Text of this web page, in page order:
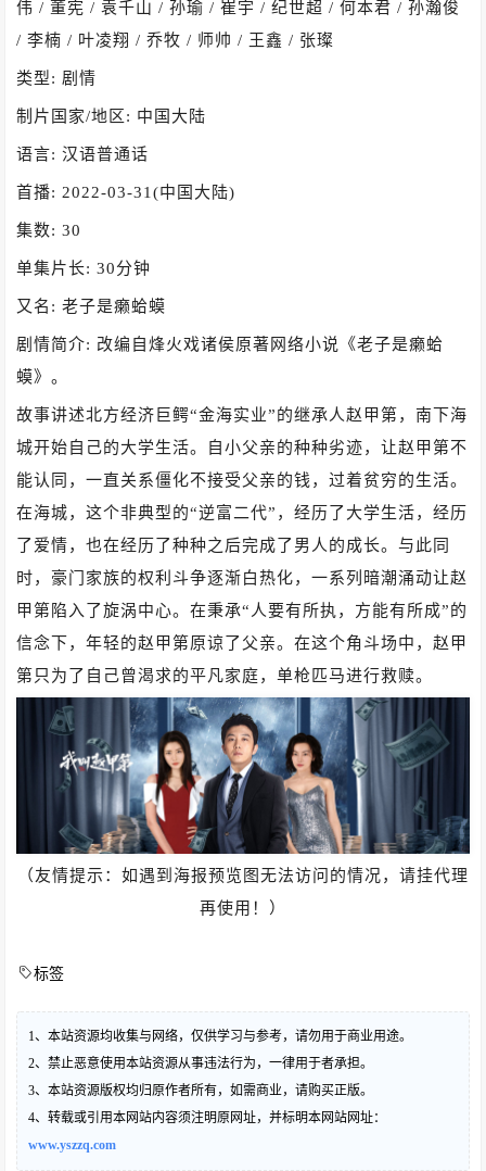
伟 / 董宪 / 袁千山 / 孙瑜 / 崔宇 / 纪世超 / 何本君 / 孙瀚俊
/ 李楠 / 叶凌翔 / 乔牧 / 师帅 / 王鑫 / 张璨
类型: 剧情
制片国家/地区: 中国大陆
语言: 汉语普通话
首播: 2022-03-31(中国大陆)
集数: 30
单集片长: 30分钟
又名: 老子是癞蛤蟆
剧情简介: 改编自烽火戏诸侯原著网络小说《老子是癞蛤
蟆》。
故事讲述北方经济巨鳄“金海实业”的继承人赵甲第，南下海
城开始自己的大学生活。自小父亲的种种劣迹，让赵甲第不
能认同，一直关系僵化不接受父亲的钱，过着贫穷的生活。
在海城，这个非典型的“逆富二代”，经历了大学生活，经历
了爱情，也在经历了种种之后完成了男人的成长。与此同
时，豪门家族的权利斗争逐渐白热化，一系列暗潮涌动让赵
甲第陷入了旋涡中心。在秉承“人要有所执，方能有所成”的
信念下，年轻的赵甲第原谅了父亲。在这个角斗场中，赵甲
第只为了自己曾渴求的平凡家庭，单枪匹马进行救赎。
（友情提示：如遇到海报预览图无法访问的情况，请挂代理
再使用！）
标签
1、本站资源均收集与网络，仅供学习与参考，请勿用于商业用途。
2、禁止恶意使用本站资源从事违法行为，一律用于者承担。
3、本站资源版权均归原作者所有，如需商业，请购买正版。
4、转载或引用本网站内容须注明原网址，并标明本网站网址：
www.yszzq.com